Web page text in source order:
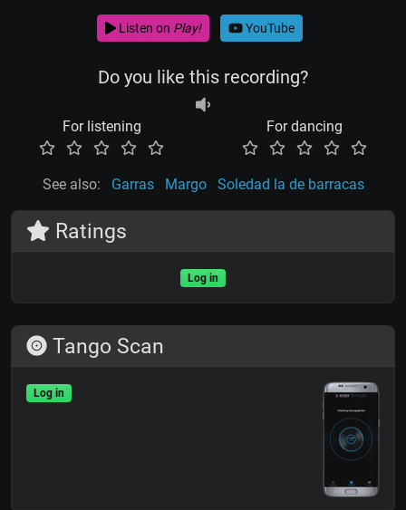
Listen on Play! YouTube
Do you like this recording?
For listening For dancing
See also: Garras Margo Soledad la de barracas
Ratings
Log in
Tango Scan
Log in